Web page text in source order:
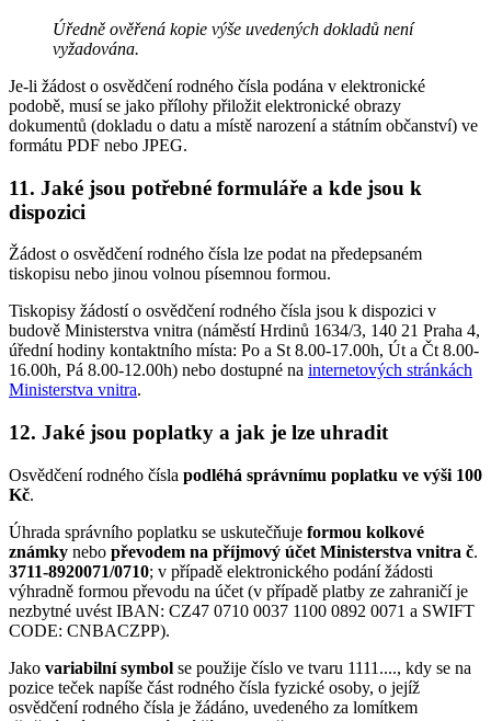
Úředně ověřená kopie výše uvedených dokladů není
vyžadována.
Je-li žádost o osvědčení rodného čísla podána v elektronické
podobě, musí se jako přílohy přiložit elektronické obrazy
dokumentů (dokladu o datu a místě narození a státním občanství) ve
formátu PDF nebo JPEG.
11. Jaké jsou potřebné formuláře a kde jsou k
dispozici
Žádost o osvědčení rodného čísla lze podat na předepsaném
tiskopisu nebo jinou volnou písemnou formou.
Tiskopisy žádostí o osvědčení rodného čísla jsou k dispozici v
budově Ministerstva vnitra (náměstí Hrdinů 1634/3, 140 21 Praha 4,
úřední hodiny kontaktního místa: Po a St 8.00-17.00h, Út a Čt 8.00-
16.00h, Pá 8.00-12.00h) nebo dostupné na internetových stránkách
Ministerstva vnitra.
12. Jaké jsou poplatky a jak je lze uhradit
Osvědčení rodného čísla podléhá správnímu poplatku ve výši 100
Kč.
Úhrada správního poplatku se uskutečňuje formou kolkové
známky nebo převodem na příjmový účet Ministerstva vnitra č.
3711-8920071/0710; v případě elektronického podání žádosti
výhradně formou převodu na účet (v případě platby ze zahraničí je
nezbytné uvést IBAN: CZ47 0710 0037 1100 0892 0071 a SWIFT
CODE: CNBACZPP).
Jako variabilní symbol se použije číslo ve tvaru 1111...., kdy se na
pozice teček napíše část rodného čísla fyzické osoby, o jejíž
osvědčení rodného čísla je žádáno, uvedeného za lomítkem